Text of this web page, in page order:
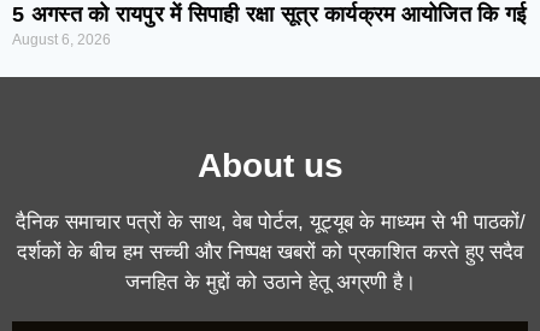
5 अगस्त को रायपुर में सिपाही रक्षा सूत्र कार्यक्रम आयोजित कि गई
August 6, 2026
About us
दैनिक समाचार पत्रों के साथ, वेब पोर्टल, यूट्यूब के माध्यम से भी पाठकों/
दर्शकों के बीच हम सच्ची और निष्पक्ष खबरों को प्रकाशित करते हुए सदैव
जनहित के मुद्दों को उठाने हेतू अग्रणी है।